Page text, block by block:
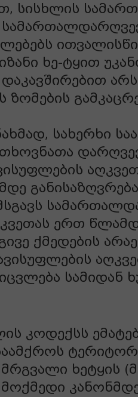
სისხლის
ხე-ტყით
ზომების
სახერხი
ერთ
ქმედების
სამიდან
კოდექსს
ხეტყის
მოქმედი